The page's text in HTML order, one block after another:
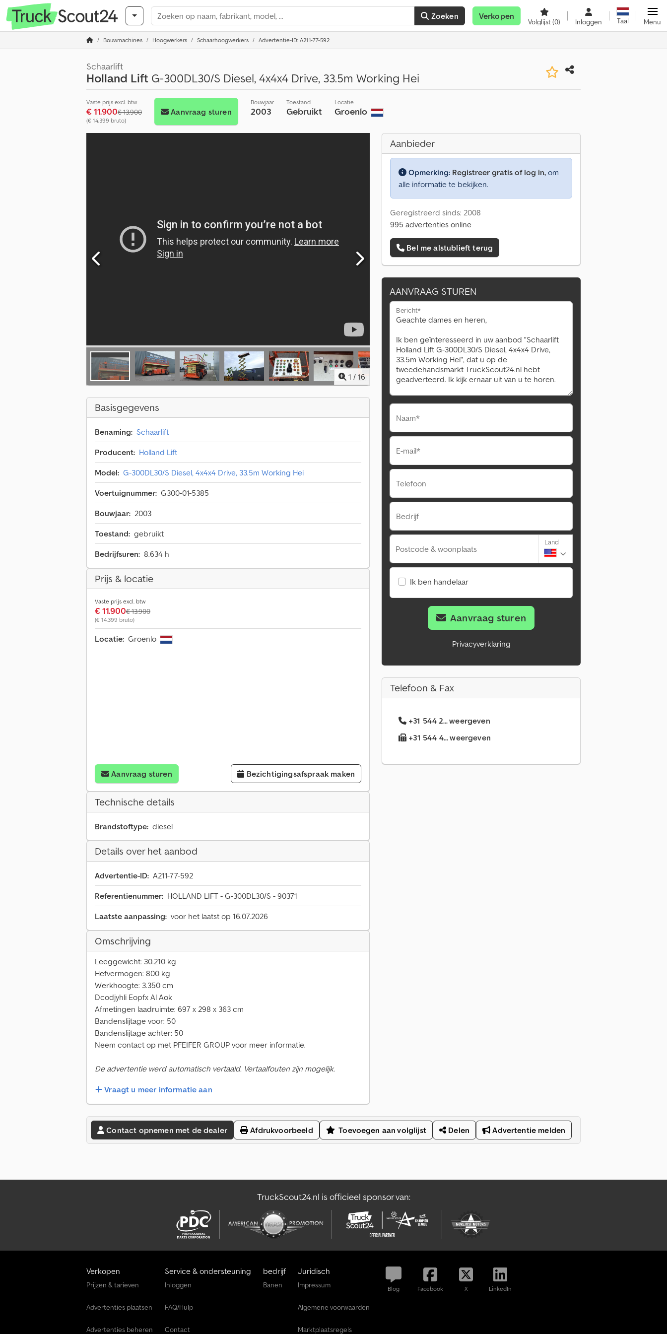
Zoeken Verkopen
Volglijst(0) Inloggen Taal Menu
Bouwmachines Hoogwerkers Schaarhoogwerkers Advertentie-ID: A211-77-592
Schaarlift
Holland Lift G-300DL30/S Diesel, 4x4x4 Drive, 33.5m Working Hei
Vaste prijs excl. btw
€ 11.900€ 13.900
(€ 14.399 bruto)
Aanvraag sturen
Bouwjaar
2003
Toestand
Gebruikt
Locatie
Groenlo
1 / 16
Basisgegevens
Benaming: Schaarlift
Producent: Holland Lift
Model: G-300DL30/S Diesel, 4x4x4 Drive, 33.5m Working Hei
Voertuignummer: G300-01-5385
Bouwjaar: 2003
Toestand: gebruikt
Bedrijfsuren: 8.634 h
Prijs & locatie
Vaste prijs excl. btw
€ 11.900€ 13.900
(€ 14.399 bruto)
Locatie: Groenlo
Aanvraag sturen Bezichtigingsafspraak maken
Technische details
Brandstoftype: diesel
Details over het aanbod
Advertentie-ID: A211-77-592
Referentienummer: HOLLAND LIFT - G-300DL30/S - 90371
Laatste aanpassing: voor het laatst op 16.07.2026
Omschrijving
Leeggewicht: 30.210 kg
Hefvermogen: 800 kg
Werkhoogte: 3.350 cm
Dcodjyhli Eopfx Al Aok
Afmetingen laadruimte: 697 x 298 x 363 cm
Bandenslijtage voor: 50
Bandenslijtage achter: 50
Neem contact op met PFEIFER GROUP voor meer informatie.
De advertentie werd automatisch vertaald. Vertaalfouten zijn mogelijk.
Vraagt u meer informatie aan
Aanbieder
Opmerking: Registreer gratis of log in, om
alle informatie te bekijken.
Geregistreerd sinds: 2008
995 advertenties online
Bel me alstublieft terug
AANVRAAG STUREN
Bericht*
Naam*
E-mail*
Telefoon
Bedrijf
Postcode & woonplaats
Land
Ik ben handelaar
Aanvraag sturen
Privacyverklaring
Telefoon & Fax
+31 544 2... weergeven
+31 544 4... weergeven
Contact opnemen met de dealer Afdrukvoorbeeld Toevoegen aan volglijst Delen Advertentie melden
TruckScout24.nl is officieel sponsor van:
Verkopen
Prijzen & tarieven
Advertenties plaatsen
Advertenties beheren
Service & ondersteuning
Inloggen
FAQ/Hulp
Contact
bedrijf
Banen
Juridisch
Impressum
Algemene voorwaarden
Marktplaatsregels
Blog Facebook X LinkedIn